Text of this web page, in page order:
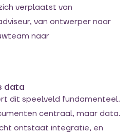
verplaatst van
van ontwerper naar
naar
data
dit speelveld fundamenteel.
centraal, maar data.
ontstaat integratie, en